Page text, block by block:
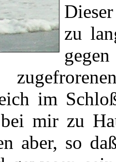
zu
im
mir zu
aber, so